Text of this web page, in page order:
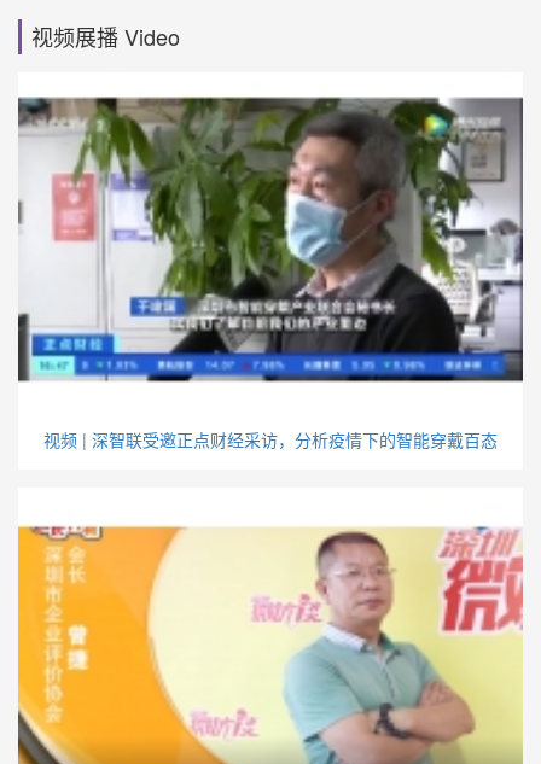
视频展播 Video
视频 | 深智联受邀正点财经采访，分析疫情下的智能穿戴百态